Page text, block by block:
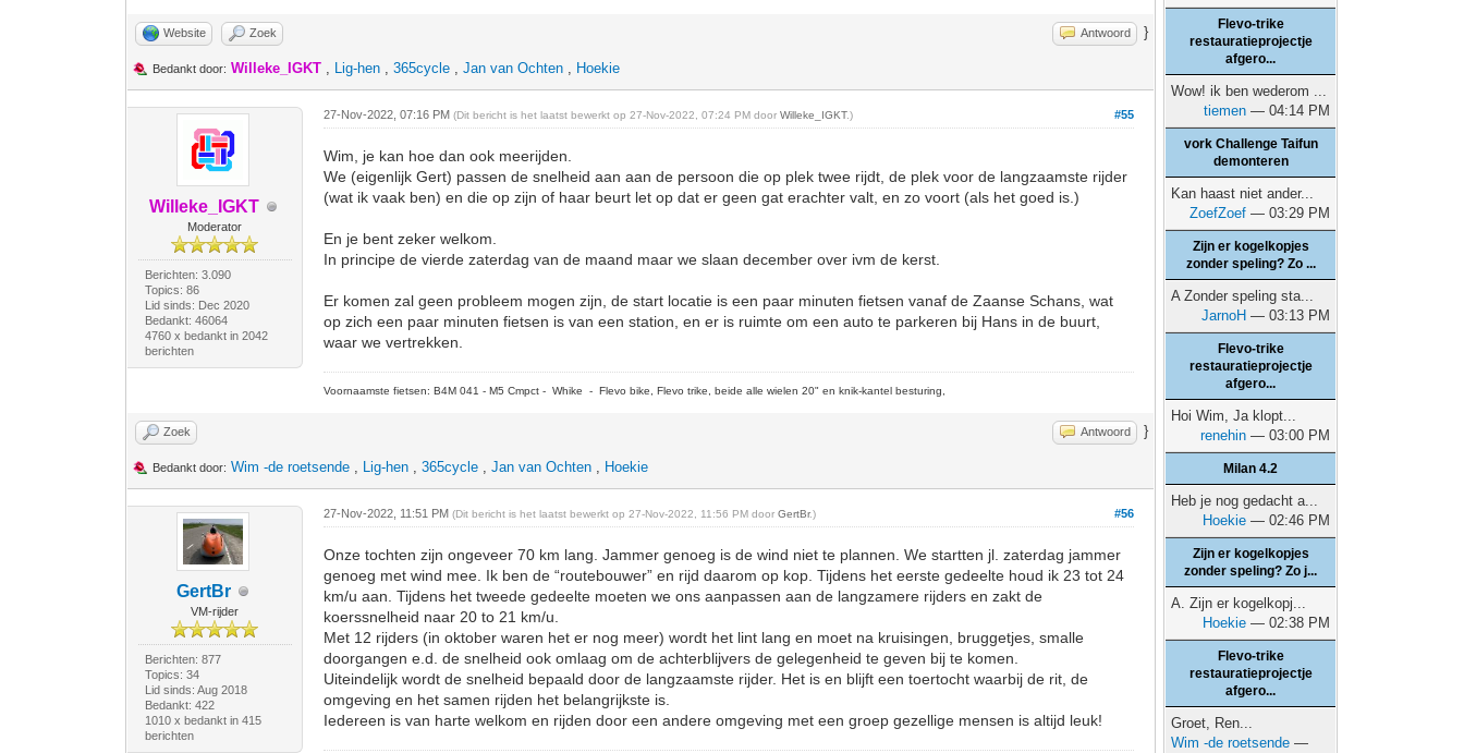
Website Zoek Antwoord }
Bedankt door: Willeke_IGKT , Lig-hen ,365cycle ,Jan van Ochten , Hoekie
Willeke_IGKT
Moderator
Berichten: 3.090
Topics: 86
Lid sinds: Dec 2020
Bedankt: 46064
4760 x bedankt in 2042
berichten
#55
27-Nov-2022, 07:16 PM(Dit bericht is het laatst bewerkt op 27-Nov-2022, 07:24 PM doorWilleke_IGKT.)
Wim, je kan hoe dan ook meerijden.
We (eigenlijk Gert) passen de snelheid aan aan de persoon die op plek twee rijdt, de plek voor de langzaamste rijder
(wat ik vaak ben) en die op zijn of haar beurt let op dat er geen gat erachter valt, en zo voort (als het goed is.)
En je bent zeker welkom.
In principe de vierde zaterdag van de maand maar we slaan december over ivm de kerst.
Er komen zal geen probleem mogen zijn, de start locatie is een paar minuten fietsen vanaf de Zaanse Schans, wat
op zich een paar minuten fietsen is van een station, en er is ruimte om een auto te parkeren bij Hans in de buurt,
waar we vertrekken.
Voornaamste fietsen: B4M 041 - M5 Cmpct - Whike - Flevo bike, Flevo trike, beide alle wielen 20" en knik-kantel besturing,
Zoek Antwoord }
Bedankt door: Wim -de roetsende , Lig-hen ,365cycle ,Jan van Ochten , Hoekie
GertBr
VM-rijder
Berichten: 877
Topics: 34
Lid sinds: Aug 2018
Bedankt: 422
1010 x bedankt in 415
berichten
#56
27-Nov-2022, 11:51 PM(Dit bericht is het laatst bewerkt op 27-Nov-2022, 11:56 PM doorGertBr.)
Onze tochten zijn ongeveer 70 km lang. Jammer genoeg is de wind niet te plannen. We startten jl. zaterdag jammer
genoeg met wind mee. Ik ben de “routebouwer” en rijd daarom op kop. Tijdens het eerste gedeelte houd ik 23 tot 24
km/u aan. Tijdens het tweede gedeelte moeten we ons aanpassen aan de langzamere rijders en zakt de
koerssnelheid naar 20 to 21 km/u.
Met 12 rijders (in oktober waren het er nog meer) wordt het lint lang en moet na kruisingen, bruggetjes, smalle
doorgangen e.d. de snelheid ook omlaag om de achterblijvers de gelegenheid te geven bij te komen.
Uiteindelijk wordt de snelheid bepaald door de langzaamste rijder. Het is en blijft een toertocht waarbij de rit, de
omgeving en het samen rijden het belangrijkste is.
Iedereen is van harte welkom en rijden door een andere omgeving met een groep gezellige mensen is altijd leuk!
Flevo-trike
restauratieprojectje
afgero...
Wow! ik ben wederom ...
tiemen — 04:14 PM
vork Challenge Taifun
demonteren
Kan haast niet ander...
ZoefZoef — 03:29 PM
Zijn er kogelkopjes
zonder speling? Zo ...
A Zonder speling sta...
JarnoH — 03:13 PM
Flevo-trike
restauratieprojectje
afgero...
Hoi Wim, Ja klopt...
renehin — 03:00 PM
Milan 4.2
Heb je nog gedacht a...
Hoekie — 02:46 PM
Zijn er kogelkopjes
zonder speling? Zo j...
A. Zijn er kogelkopj...
Hoekie — 02:38 PM
Flevo-trike
restauratieprojectje
afgero...
Groet, Ren...
Wim -de roetsende —